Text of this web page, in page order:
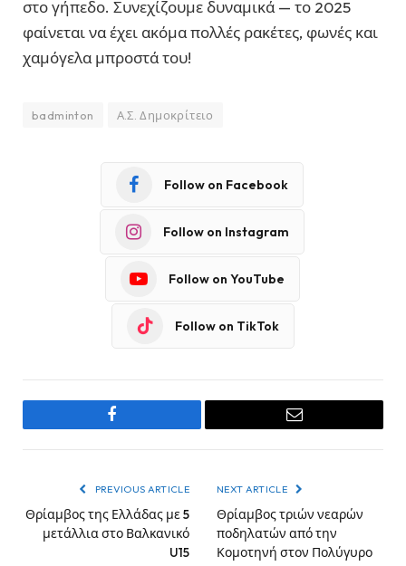
στο γήπεδο. Συνεχίζουμε δυναμικά — το 2025
φαίνεται να έχει ακόμα πολλές ρακέτες, φωνές και
χαμόγελα μπροστά του!
badminton Α.Σ. Δημοκρίτειο
Follow on Facebook
Follow on Instagram
Follow on YouTube
Follow on TikTok
Facebook Email
PREVIOUS ARTICLE
Θρίαμβος της Ελλάδας με 5
μετάλλια στο Βαλκανικό
U15
NEXT ARTICLE
Θρίαμβος τριών νεαρών
ποδηλατών από την
Κομοτηνή στον Πολύγυρο